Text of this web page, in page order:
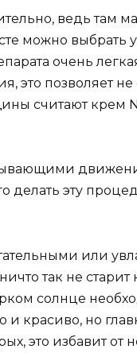
ведь там
можно
очень
это позволяет
считают крем
делать эту
или
так не старит
солнце
красиво, но
это избавит от